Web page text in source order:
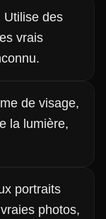
Utilise des
vrais
de visage,
la lumière,
portraits
photos,